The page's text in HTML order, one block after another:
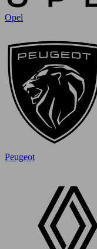
Opel
Peugeot